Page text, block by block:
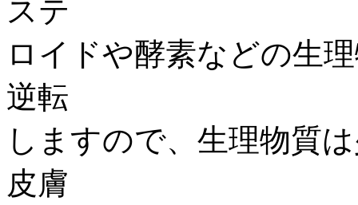
ステ
ロイドや酵素などの生
逆転
しますので、生理物質
皮膚